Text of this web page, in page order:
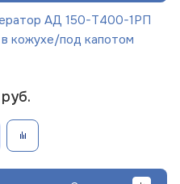
АД 150-Т400-1РП
кожухе/под капотом
руб.